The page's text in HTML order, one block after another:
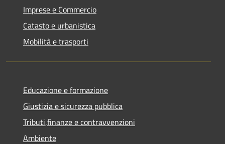
Imprese e Commercio
Catasto e urbanistica
Mobilità e trasporti
Educazione e formazione
Giustizia e sicurezza pubblica
Tributi,finanze e contravvenzioni
Ambiente